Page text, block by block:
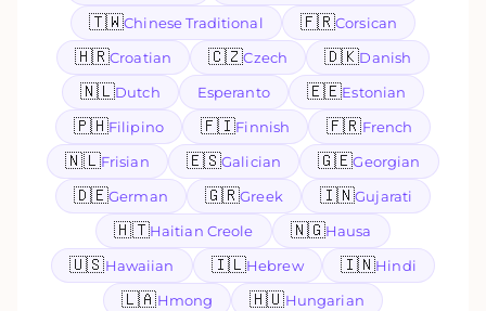
🇹🇼Chinese Traditional 🇫🇷Corsican
🇭🇷Croatian 🇨🇿Czech 🇩🇰Danish
🇳🇱Dutch Esperanto 🇪🇪Estonian
🇵🇭Filipino 🇫🇮Finnish 🇫🇷French
🇳🇱Frisian 🇪🇸Galician 🇬🇪Georgian
🇩🇪German 🇬🇷Greek 🇮🇳Gujarati
🇭🇹Haitian Creole 🇳🇬Hausa
🇺🇸Hawaiian 🇮🇱Hebrew 🇮🇳Hindi
🇱🇦Hmong 🇭🇺Hungarian